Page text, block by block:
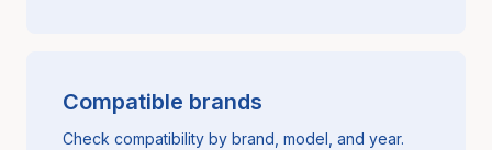
Compatible brands
Check compatibility by brand, model, and year.